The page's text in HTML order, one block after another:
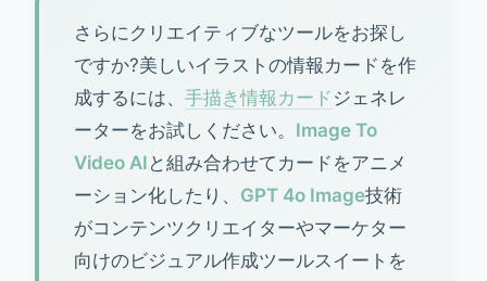
さらにクリエイティブなツールをお探し
ですか?美しいイラストの情報カードを作
成するには、 手描き情報カード ジェネレ
ーターをお試しください。 Image To
Video AI と組み合わせてカードをアニメ
ーション化したり、 GPT 4o Image技術
がコンテンツクリエイターやマーケター
向けのビジュアル作成ツールスイートを